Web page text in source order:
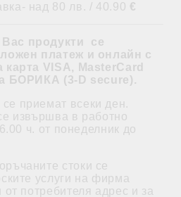
над 80 лв. / 40.90 €
продукти се
платеж и онлайн с
VISA, MasterCard
БОРИКА (3-D secure).
приемат всеки ден.
извършва в работно
ч. от понеделник до
стоки се
услуги на фирма
потребителя адрес и за